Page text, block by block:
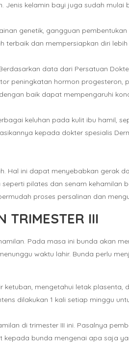
kelamin bayi juga sudah mulai
genetik, gangguan
terbaik dan mempersiapkan diri
data dari Persatuan
peningkatan hormon
baik dapat mempengaruhi
keluhan pada kulit ibu hamil,
kepada dokter spesialis
Hal ini dapat menyebabkan gerak
pilates dan senam
proses persalinan dan
TRIMESTER III
Pada masa ini bunda akan
waktu lahir. Bunda perlu
mengetahui letak
dilakukan 1 kali setiap minggu
di trimester III ini. Pasalnya
bunda mengenai apa saja